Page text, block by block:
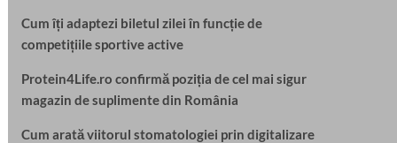
Cum îți adaptezi biletul zilei în funcție de
competițiile sportive active
Protein4Life.ro confirmă poziția de cel mai sigur
magazin de suplimente din România
Cum arată viitorul stomatologiei prin digitalizare